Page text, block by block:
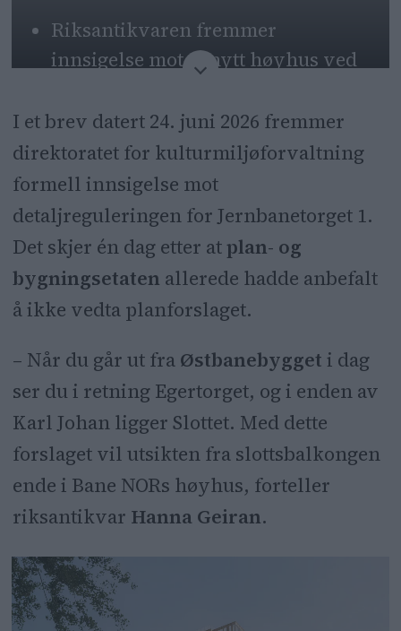
Riksantikvaren fremmer
innsigelse mot et nytt høyhus ved
Høyhuset truer siktlinjen fra
Østbanehallen til Slottet.
Området har stor kulturhistorisk
verdi som har vært i over 200 år.
Bane NOR vil ha dialog med
Riksantikvaren for å avklare
uenighetene.
I et brev datert 24. juni 2026 fremmer
direktoratet for kulturmiljøforvaltning
formell innsigelse mot
detaljreguleringen for Jernbanetorget 1.
Det skjer én dag etter atplan- og
bygningsetaten allerede hadde anbefalt
å ikke vedta planforslaget.
– Når du går ut fra Østbanebygget i dag
ser du i retning Egertorget, og i enden av
Karl Johan ligger Slottet. Med dette
forslaget vil utsikten fra slottsbalkongen
ende i Bane NORs høyhus, forteller
riksantikvar Hanna Geiran.